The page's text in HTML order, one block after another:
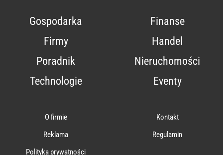
Gospodarka
Finanse
Firmy
Handel
Poradnik
Nieruchomości
Technologie
Eventy
O firmie
Kontakt
Reklama
Regulamin
Polityka prywatności